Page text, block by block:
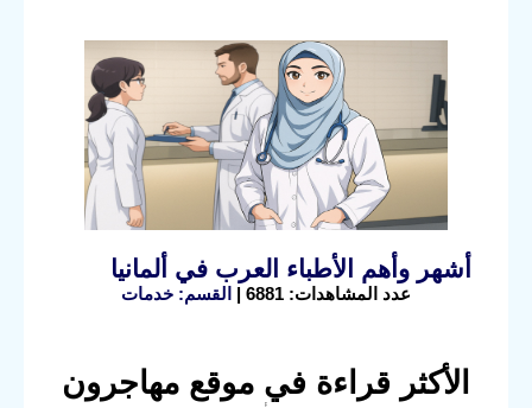
أشهر وأهم الأطباء العرب في ألمانيا
عدد المشاهدات: 6881 | القسم: خدمات
الأكثر قراءة في موقع مهاجرون